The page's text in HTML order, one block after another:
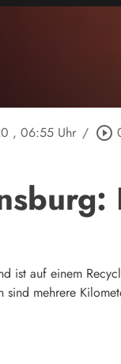
, 06:55 Uhr / play_circle_outline
ist auf einem
sind mehrere